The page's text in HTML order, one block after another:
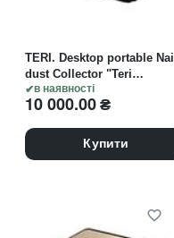
в наявності
TERI. Desktop portable Nail
dust Collector "Teri
Diamond", Витяжка
настільна, чорна зі
"metallic"
10 000.00₴
Купити